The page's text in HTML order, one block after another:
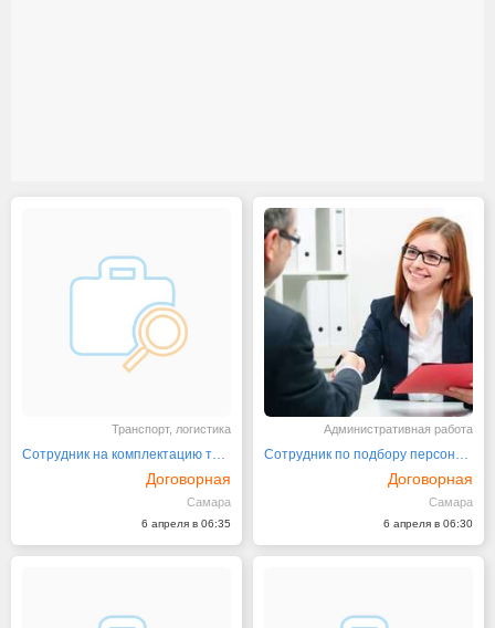
Транспорт, логистика
Сотрудник на комплектацию товара
Договорная
Самара
6 апреля в 06:35
Административная работа
Сотрудник по подбору персонала
Договорная
Самара
6 апреля в 06:30